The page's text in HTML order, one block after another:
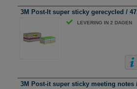
3M Post-It super sticky gerecycled /
LEVERING IN 2 DAGEN
3M Post-it super sticky meeting notes